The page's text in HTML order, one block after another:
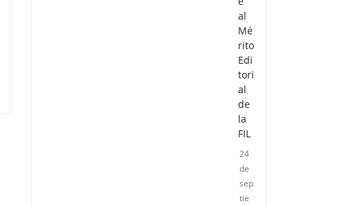
al
Mé
rito
Edi
tori
al
de
la
FIL
24
de
sep
tie